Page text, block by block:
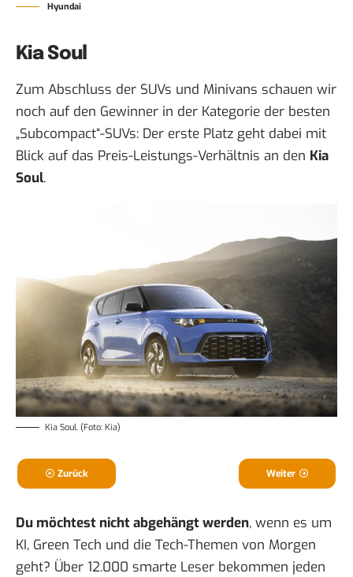
Hyundai
Kia Soul
Zum Abschluss der SUVs und Minivans schauen wir
noch auf den Gewinner in der Kategorie der besten
„Subcompact“-SUVs: Der erste Platz geht dabei mit
Blick auf das Preis-Leistungs-Verhältnis an den Kia
Soul.
Kia Soul. (Foto: Kia)
Zurück Weiter
Du möchtest nicht abgehängt werden, wenn es um
KI, Green Tech und die Tech-Themen von Morgen
geht? Über 12.000 smarte Leser bekommen jeden